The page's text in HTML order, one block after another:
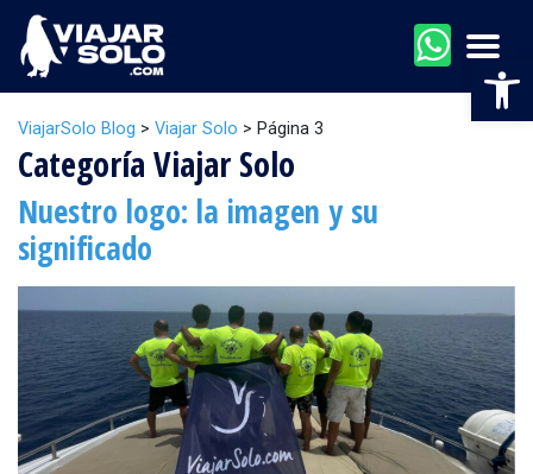
ViajarSolo Blog > Viajar Solo > Página 3
Categoría Viajar Solo
Nuestro logo: la imagen y su
significado